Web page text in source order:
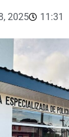
2025
11:31